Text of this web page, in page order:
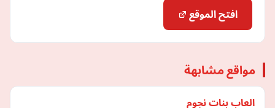
افتح الموقع
مواقع مشابهة
العاب بنات نجوم